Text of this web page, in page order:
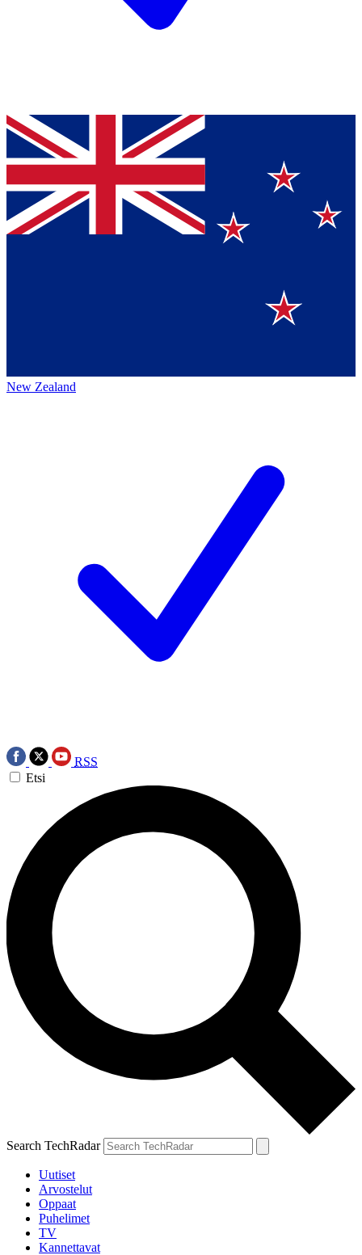
New Zealand
RSS
Etsi
Search TechRadar
Uutiset
Arvostelut
Oppaat
Puhelimet
TV
Kannettavat